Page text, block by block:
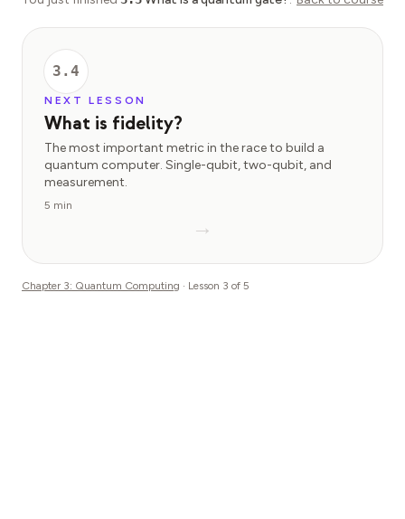
3.4
NEXT LESSON
What is fidelity?
The most important metric in the race to build a
quantum computer. Single-qubit, two-qubit, and
measurement.
5 min
→
Chapter 3: Quantum Computing · Lesson 3 of 5